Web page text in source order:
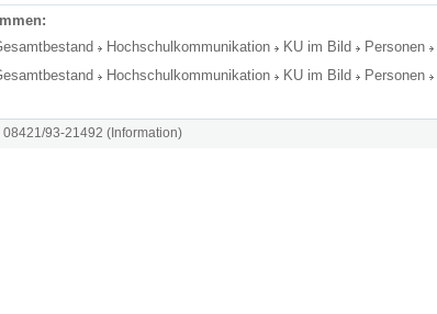
Hochschulkommunikation KU im Bild Personen
Hochschulkommunikation KU im Bild Personen
93-21492 (Information)